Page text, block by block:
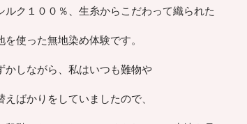
ルク１００％、生糸からこだわって織られた
を使った無地染め体験です。
かしながら、私はいつも難物や
えばかりをしていましたので、